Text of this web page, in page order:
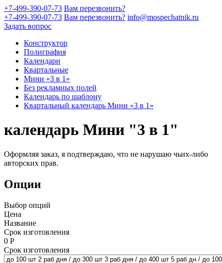
+7-499-390-07-73 Вам перезвонить?
+7-499-390-07-73 Вам перезвонить? info@mospechatnik.ru
Задать вопрос
Конструктор
Полиграфия
Календари
Квартальные
Мини «3 в 1»
Без рекламных полей
Календарь по шаблону
Квартальный календарь Мини «3 в 1»
календарь Мини "3 в 1"
Оформляя заказ, я подтверждаю, что не нарушаю чьих-либо
авторских прав.
Опции
Выбор опций
Цена
Название
Срок изготовления
0 Р
Срок изготовления